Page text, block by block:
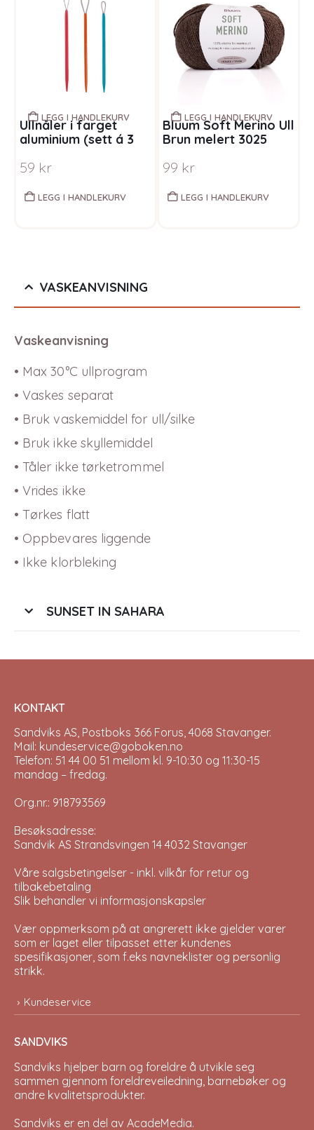
LEGG I HANDLEKURV
Ullnåler i farget
aluminium (sett á 3
59 kr
LEGG I HANDLEKURV
LEGG I HANDLEKURV
Bluum Soft Merino Ull
Brun melert 3025
99 kr
LEGG I HANDLEKURV
VASKEANVISNING
Vaskeanvisning
• Max 30°C ullprogram
• Vaskes separat
• Bruk vaskemiddel for ull/silke
• Bruk ikke skyllemiddel
• Tåler ikke tørketrommel
• Vrides ikke
• Tørkes flatt
• Oppbevares liggende
• Ikke klorbleking
SUNSET IN SAHARA
KONTAKT
Sandviks AS, Postboks 366 Forus, 4068 Stavanger.
Mail: kundeservice@goboken.no
Telefon: 51 44 00 51 mellom kl. 9-10:30 og 11:30-15
mandag – fredag.
Org.nr.: 918793569
Besøksadresse:
Sandvik AS Strandsvingen 14 4032 Stavanger
Våre salgsbetingelser - inkl. vilkår for retur og
tilbakebetaling
Slik behandler vi informasjonskapsler
Vær oppmerksom på at angrerett ikke gjelder varer
som er laget eller tilpasset etter kundenes
spesifikasjoner, som f.eks navneklister og personlig
strikk.
Kundeservice
SANDVIKS
Sandviks hjelper barn og foreldre å utvikle seg
sammen gjennom foreldreveiledning, barnebøker og
andre kvalitetsprodukter.
Sandviks er en del av AcadeMedia.